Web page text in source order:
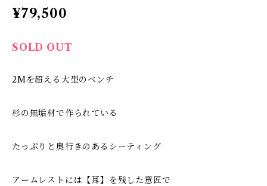
¥79,500
SOLD OUT
2Mを超える大型のベンチ
杉の無垢材で作られている
たっぷりと奥行きのあるシーティング
アームレストには【耳】を残した意匠で